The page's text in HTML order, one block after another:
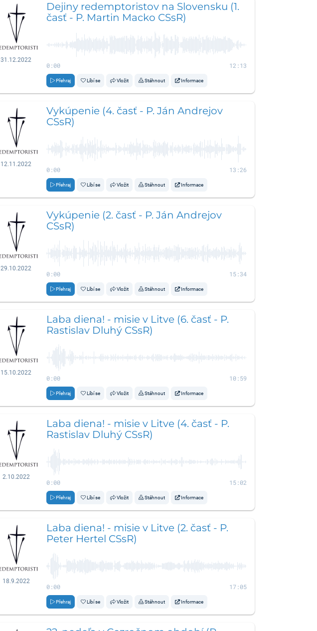
31.12.2022
Dejiny redemptoristov na Slovensku (1.
časť - P. Martin Macko CSsR)
0:00 12:13
Přehraj Líbí se Vložit Stáhnout Informace
12.11.2022
Vykúpenie (4. časť - P. Ján Andrejov
CSsR)
0:00 13:26
Přehraj Líbí se Vložit Stáhnout Informace
29.10.2022
Vykúpenie (2. časť - P. Ján Andrejov
CSsR)
0:00 15:34
Přehraj Líbí se Vložit Stáhnout Informace
15.10.2022
Laba diena! - misie v Litve (6. časť - P.
Rastislav Dluhý CSsR)
0:00 10:59
Přehraj Líbí se Vložit Stáhnout Informace
2.10.2022
Laba diena! - misie v Litve (4. časť - P.
Rastislav Dluhý CSsR)
0:00 15:02
Přehraj Líbí se Vložit Stáhnout Informace
18.9.2022
Laba diena! - misie v Litve (2. časť - P.
Peter Hertel CSsR)
0:00 17:05
Přehraj Líbí se Vložit Stáhnout Informace